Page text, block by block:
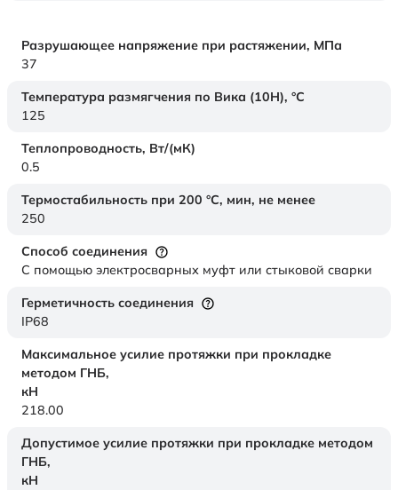
Разрушающее напряжение при растяжении, МПа
37
Температура размягчения по Вика (10Н), °C
125
Теплопроводность, Вт/(мК)
0.5
Термостабильность при 200 °С, мин, не менее
250
Способ соединения
С помощью электросварных муфт или стыковой сварки
Герметичность соединения
IP68
Максимальное усилие протяжки при прокладке
методом ГНБ,
кН
218.00
Допустимое усилие протяжки при прокладке методом
ГНБ,
кН